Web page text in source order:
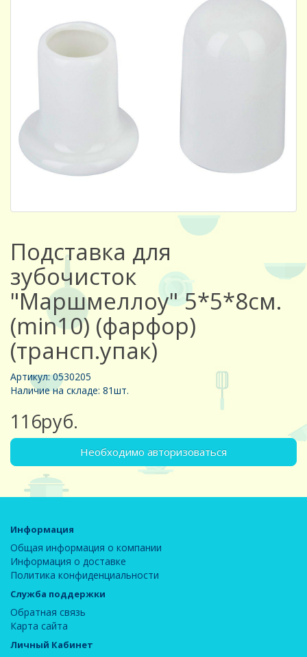
Подставка для
зубочисток
"Маршмеллоу" 5*5*8см.
(min10) (фарфор)
(трансп.упак)
Артикул: 0530205
Наличие на складе: 81шт.
116руб.
Необходимо авторизоваться
Информация
Общая информация о компании
Информация о доставке
Политика конфиденциальности
Служба поддержки
Обратная связь
Карта сайта
Личный Кабинет